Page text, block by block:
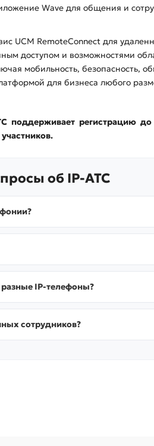
Wave для общения и
UCM RemoteConnect для
доступом и возможностями
мобильность, безопасность,
для бизнеса любого
поддерживает регистрацию
об IP-АТС
IP-телефоны?
сотрудников?